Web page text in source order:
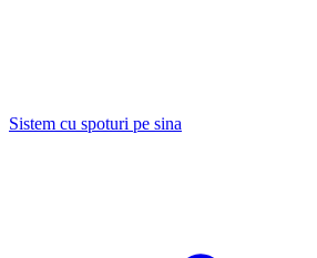
Sistem cu spoturi pe sina